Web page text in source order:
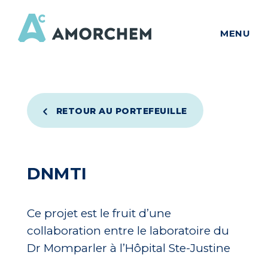
MENU
RETOUR AU PORTEFEUILLE
DNMTI
Ce projet est le fruit d’une
collaboration entre le laboratoire du
Dr Momparler à l’Hôpital Ste-Justine